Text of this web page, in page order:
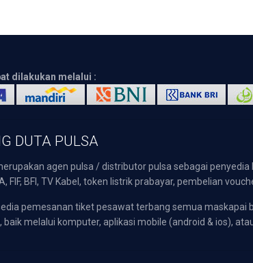
dilakukan melalui :
DUTA PULSA
agen pulsa / distributor pulsa sebagai
FIF, BFI, TV Kabel, token listrik prabayar, pembelian
pemesanan tiket pesawat terbang semua
baik melalui komputer, aplikasi mobile (android & ios),